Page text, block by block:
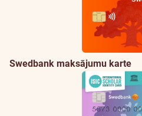
Swedbank maksājumu karte